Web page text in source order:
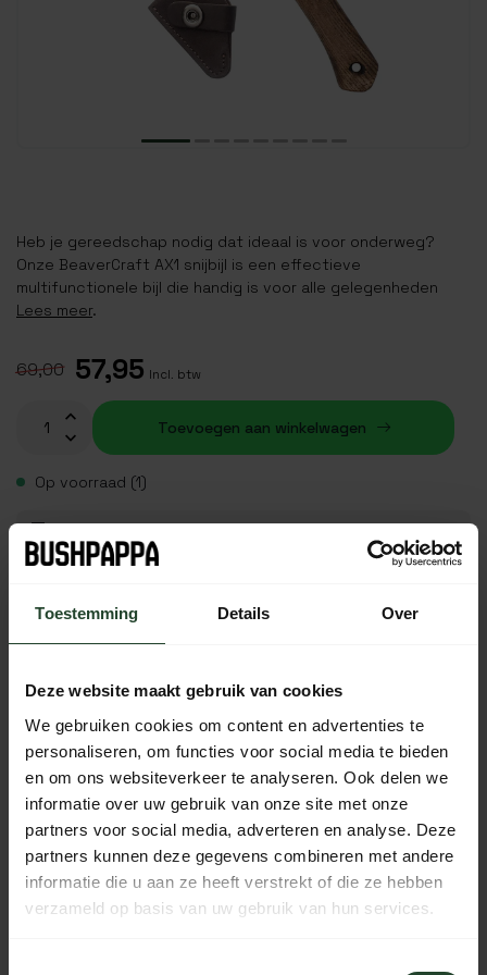
Toestemming Details Over
Deze website maakt gebruik van cookies
We gebruiken cookies om content en advertenties te
personaliseren, om functies voor social media te bieden
en om ons websiteverkeer te analyseren. Ook delen we
informatie over uw gebruik van onze site met onze
partners voor social media, adverteren en analyse. Deze
partners kunnen deze gegevens combineren met andere
informatie die u aan ze heeft verstrekt of die ze hebben
verzameld op basis van uw gebruik van hun services.
Heb je gereedschap nodig dat ideaal is voor onderweg?
Onze BeaverCraft AX1 snijbijl is een effectieve
multifunctionele bijl die handig is voor alle gelegenheden
Lees meer.
69,00 57,95 Incl. btw
Toevoegen aan winkelwagen
Op voorraad (1)
14 dagen bedenktijd met no-nonsens retourbeleid
Ma t/m Vr voor 17:00 besteld, dezelfde dag verzonden
telefoon of email
PRODUCTOMSCHRIJVING
SPECIFICATIES